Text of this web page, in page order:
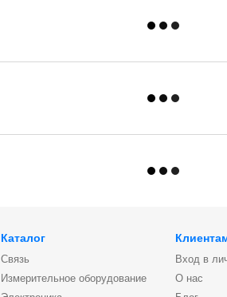
Каталог
Связь
Измерительное оборудование
Вход в
О нас